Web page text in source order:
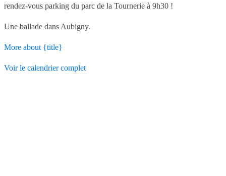
rendez-vous parking du parc de la Tournerie à 9h30 !
Une ballade dans Aubigny.
More about {title}
Voir le calendrier complet